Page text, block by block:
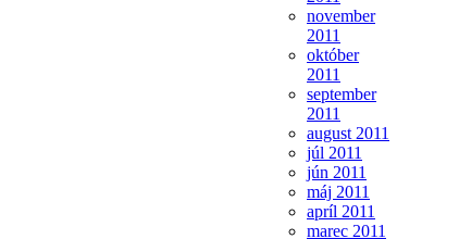
november
2011
október
2011
september
2011
august 2011
júl 2011
jún 2011
máj 2011
apríl 2011
marec 2011